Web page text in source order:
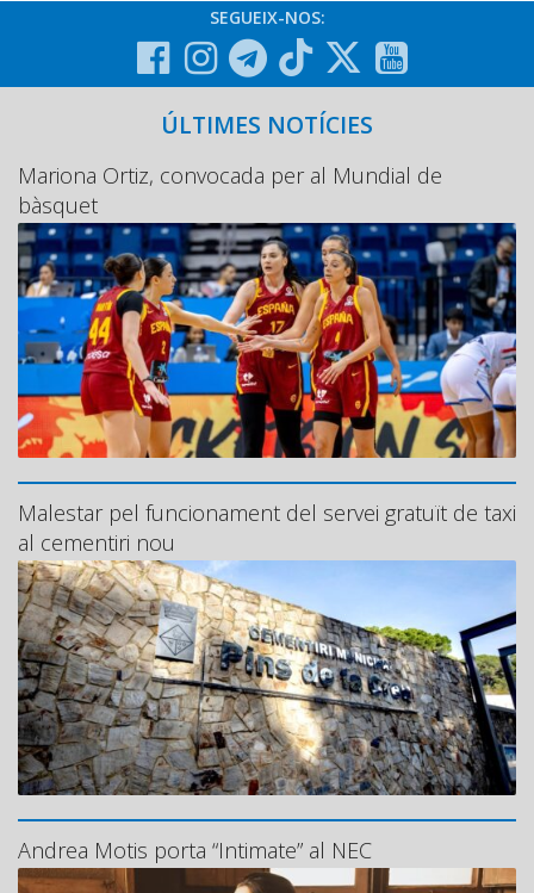
SEGUEIX-NOS:
ÚLTIMES NOTÍCIES
Mariona Ortiz, convocada per al Mundial de
bàsquet
Malestar pel funcionament del servei gratuït de taxi
al cementiri nou
Andrea Motis porta “Intimate” al NEC